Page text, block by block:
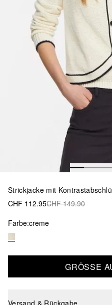
Strickjacke mit
CHF 112.95CHF 149.90
Farbe:creme
GRÖSSE